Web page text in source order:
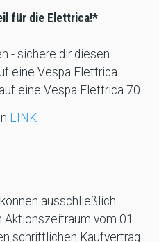
für die Elettrica!*
- sichere dir diesen
eine Vespa Elettrica
eine Vespa Elettrica 70.
LINK
ausschließlich
vom 01.
schriftlichen Kaufvertrag